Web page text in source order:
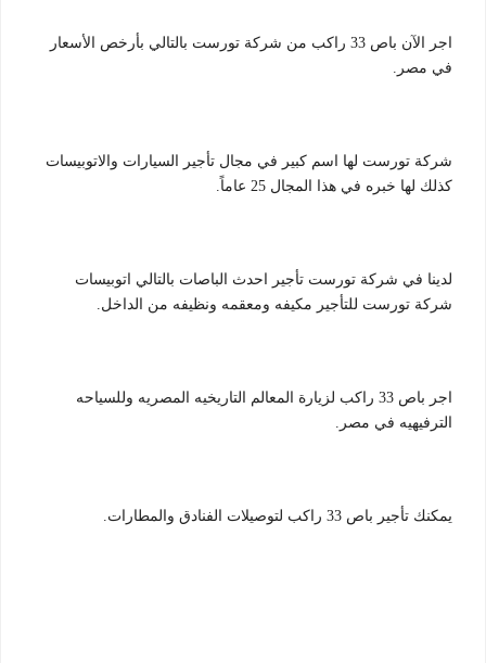
اجر الآن باص 33 راكب من شركة تورست بالتالي بأرخص الأسعار
في مصر.
شركة تورست لها اسم كبير في مجال تأجير السيارات والاتوبيسات
كذلك لها خبره في هذا المجال 25 عاماً.
لدينا في شركة تورست تأجير احدث الباصات بالتالي اتوبيسات
شركة تورست للتأجير مكيفه ومعقمه ونظيفه من الداخل.
اجر باص 33 راكب لزيارة المعالم التاريخيه المصريه وللسياحه
الترفيهيه في مصر.
يمكنك تأجير باص 33 راكب لتوصيلات الفنادق والمطارات.